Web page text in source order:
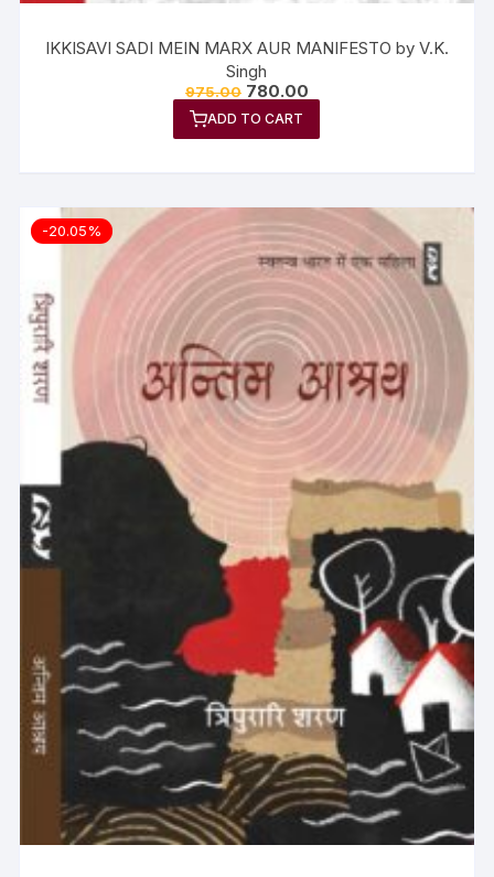
IKKISAVI SADI MEIN MARX AUR MANIFESTO by V.K.
Singh
975.00 780.00
ADD TO CART
-20.05%